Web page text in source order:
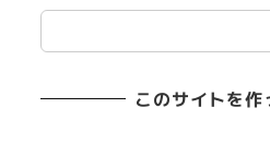
このサイトを作